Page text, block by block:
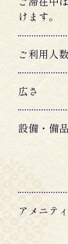
けます。
ご利用人数
広さ
設備・備品
アメニティ